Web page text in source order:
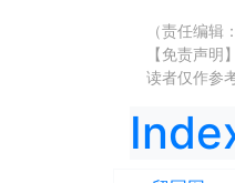
（责任编辑
【免责声
读者仅作参